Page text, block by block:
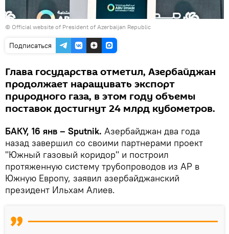
© Official website of President of Azerbaijan Republic
Подписаться
Глава государства отметил, Азербайджан
продолжает наращивать экспорт
природного газа, в этом году объемы
поставок достигнут 24 млрд кубометров.
БАКУ, 16 янв – Sputnik. Азербайджан два года
назад завершил со своими партнерами проект
"Южный газовый коридор" и построил
протяженную систему трубопроводов из АР в
Южную Европу, заявил азербайджанский
президент Ильхам Алиев.